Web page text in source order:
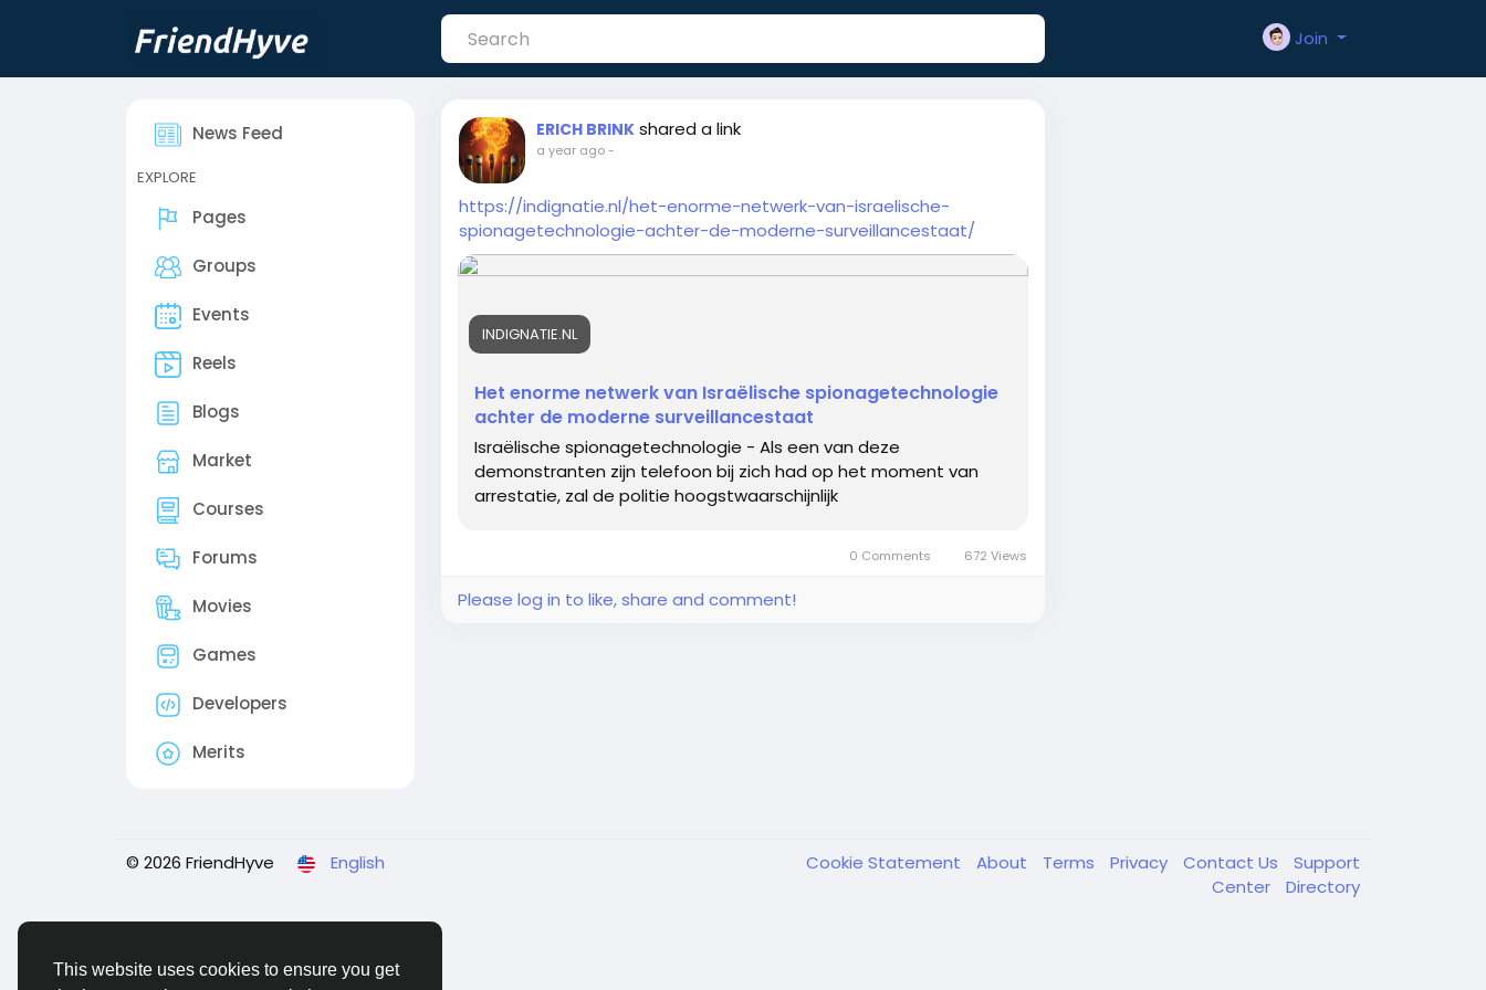
This website uses cookies to ensure you get
Join
News Feed
EXPLORE
Pages
Groups
Events
Reels
Blogs
Market
Courses
Forums
Movies
Games
Developers
Merits
ERICH BRINK shared a link
a year ago-
https://indignatie.nl/het-enorme-netwerk-van-israelische-
spionagetechnologie-achter-de-moderne-surveillancestaat/
INDIGNATIE.NL
Het enorme netwerk van Israëlische spionagetechnologie
achter de moderne surveillancestaat
Israëlische spionagetechnologie - Als een van deze
demonstranten zijn telefoon bij zich had op het moment van
arrestatie, zal de politie hoogstwaarschijnlijk
0 Comments 672 Views
Please log in to like, share and comment!
© 2026 FriendHyve English Cookie Statement About Terms Privacy Contact Us
Support
Center
Directory